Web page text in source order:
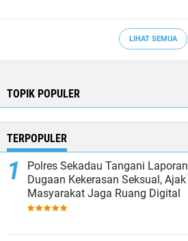
LIHAT SEMUA
TOPIK POPULER
TERPOPULER
Polres Sekadau Tangani Laporan
Dugaan Kekerasan Seksual, Ajak
Masyarakat Jaga Ruang Digital